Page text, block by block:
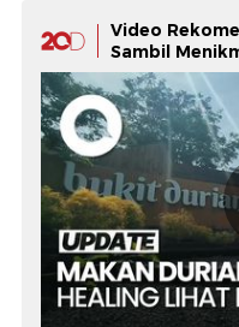
Video
Sambil